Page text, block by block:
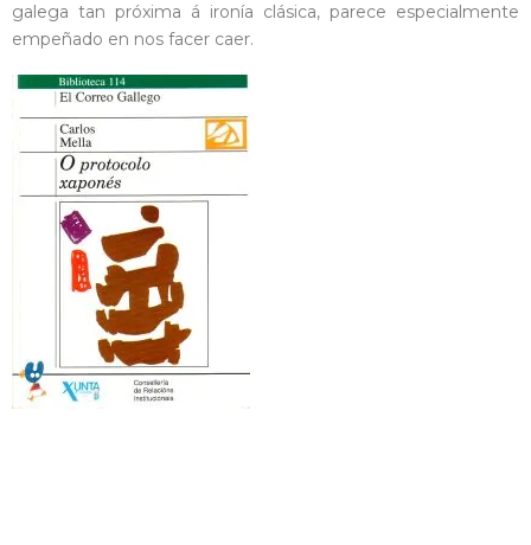
galega tan próxima á ironía clásica, parece especialmente
empeñado en nos facer caer.